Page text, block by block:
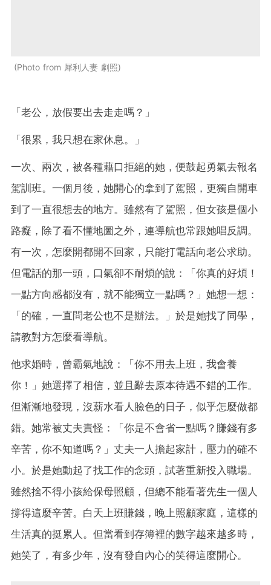
Photo from 犀利人妻 劇照
「老公，放假要出去走走嗎？」
「很累，我只想在家休息。」
一次、兩次，被各種藉口拒絕的她，便鼓起勇氣去報名
駕訓班。一個月後，她開心的拿到了駕照，更獨自開車
到了一直很想去的地方。雖然有了駕照，但女孩是個小
路癡，除了看不懂地圖之外，連導航也常跟她唱反調。
有一次，怎麼開都開不回家，只能打電話向老公求助。
但電話的那一頭，口氣卻不耐煩的說：「你真的好煩！
一點方向感都沒有，就不能獨立一點嗎？」她想一想：
「的確，一直問老公也不是辦法。」於是她找了同學，
請教對方怎麼看導航。
他求婚時，曾霸氣地說：「你不用去上班，我會養
你！」她選擇了相信，並且辭去原本待遇不錯的工作。
但漸漸地發現，沒薪水看人臉色的日子，似乎怎麼做都
錯。她常被丈夫責怪：「你是不會省一點嗎？賺錢有多
辛苦，你不知道嗎？」丈夫一人擔起家計，壓力的確不
小。於是她動起了找工作的念頭，試著重新投入職場。
雖然捨不得小孩給保母照顧，但總不能看著先生一個人
撐得這麼辛苦。白天上班賺錢，晚上照顧家庭，這樣的
生活真的挺累人。但當看到存簿裡的數字越來越多時，
她笑了，有多少年，沒有發自內心的笑得這麼開心。